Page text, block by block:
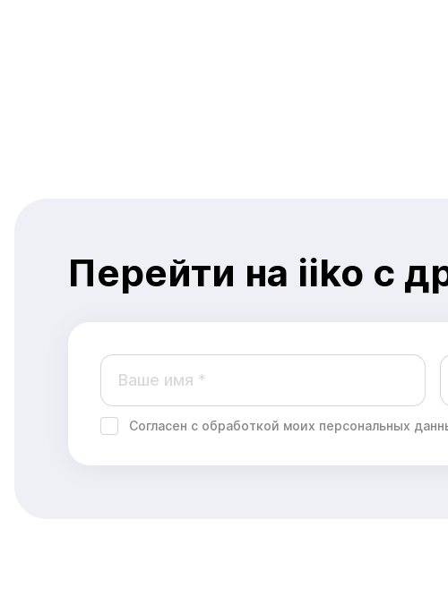
Перейти на iiko с
Согласен с обработкой моих персональных